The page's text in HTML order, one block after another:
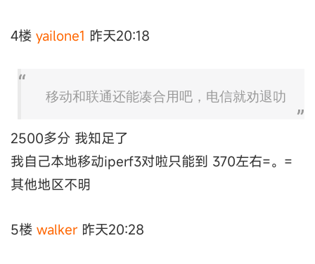
4楼 yailone1 昨天20:18
移动和联通还能凑合用吧，电信就劝退叻
2500多分 我知足了
我自己本地移动iperf3对啦只能到 370左右=。=
其他地区不明
5楼 walker 昨天20:28